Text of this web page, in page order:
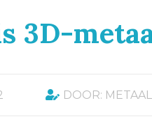
3D-
DOOR: